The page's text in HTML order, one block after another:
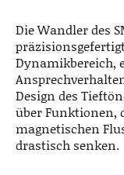
Die Wandler des
Dynamikbereich,
Design des
über Funktionen,
magnetischen
drastisch senken.